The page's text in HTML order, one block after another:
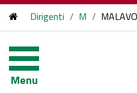
Dirigenti / M /
Menu